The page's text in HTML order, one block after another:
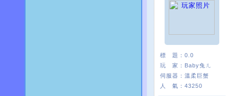
標 題： 0.0
玩 家： Baby兔ㄦ
伺服器： 溫柔巨蟹
人 氣： 43250